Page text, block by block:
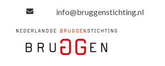
info@bruggenstichting.nl